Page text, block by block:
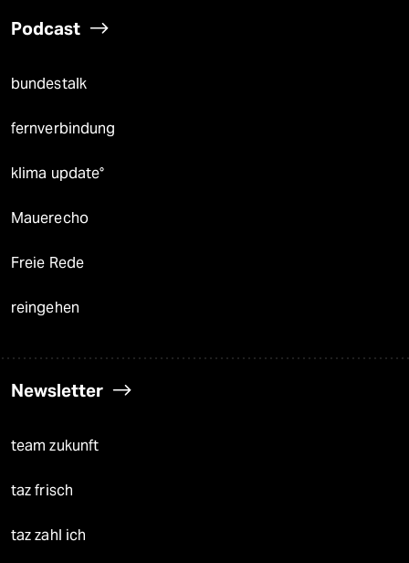
Podcast
bundestalk
fernverbindung
klima update°
Mauerecho
Freie Rede
reingehen
Newsletter
team zukunft
taz frisch
taz zahl ich